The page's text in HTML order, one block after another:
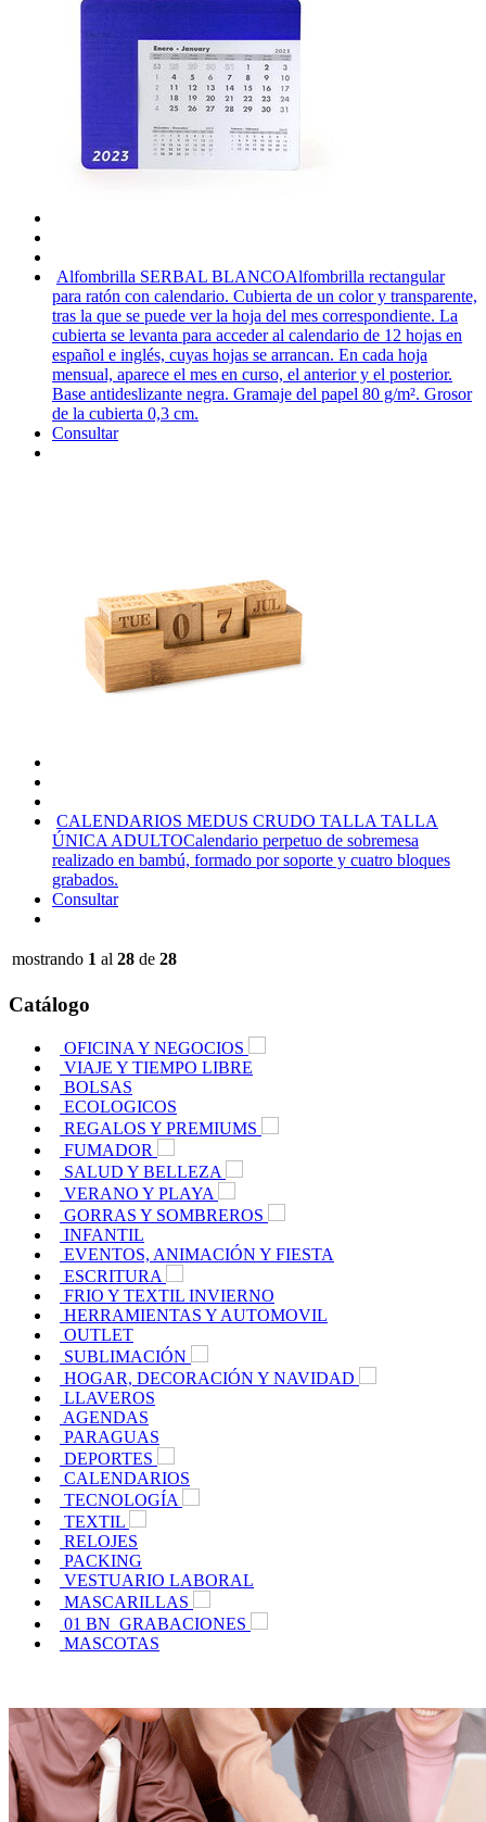
Alfombrilla SERBAL BLANCOAlfombrilla rectangular
para ratón con calendario. Cubierta de un color y transparente,
tras la que se puede ver la hoja del mes correspondiente. La
cubierta se levanta para acceder al calendario de 12 hojas en
español e inglés, cuyas hojas se arrancan. En cada hoja
mensual, aparece el mes en curso, el anterior y el posterior.
Base antideslizante negra. Gramaje del papel 80 g/m². Grosor
de la cubierta 0,3 cm.
Consultar
CALENDARIOS MEDUS CRUDO TALLA TALLA
ÚNICA ADULTOCalendario perpetuo de sobremesa
realizado en bambú, formado por soporte y cuatro bloques
grabados.
Consultar
mostrando 1 al 28 de 28
Catálogo
OFICINA Y NEGOCIOS
VIAJE Y TIEMPO LIBRE
BOLSAS
ECOLOGICOS
REGALOS Y PREMIUMS
FUMADOR
SALUD Y BELLEZA
VERANO Y PLAYA
GORRAS Y SOMBREROS
INFANTIL
EVENTOS, ANIMACIÓN Y FIESTA
ESCRITURA
FRIO Y TEXTIL INVIERNO
HERRAMIENTAS Y AUTOMOVIL
OUTLET
SUBLIMACIÓN
HOGAR, DECORACIÓN Y NAVIDAD
LLAVEROS
AGENDAS
PARAGUAS
DEPORTES
CALENDARIOS
TECNOLOGÍA
TEXTIL
RELOJES
PACKING
VESTUARIO LABORAL
MASCARILLAS
01 BN_GRABACIONES
MASCOTAS